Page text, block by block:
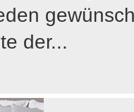
der...